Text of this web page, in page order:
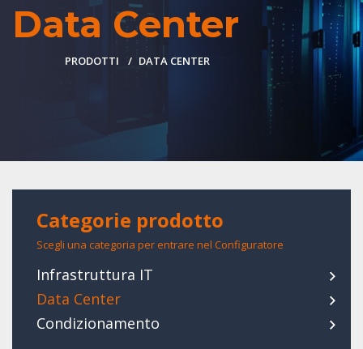
Data Center
PRODOTTI DATA CENTER
Categorie prodotto
Scegli una categoria per entrare nel Configuratore
Infrastruttura IT
Data Center
Condizionamento